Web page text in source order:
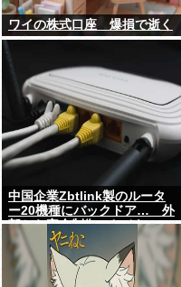
ワイの株式口座 爆損で逝く
中国企業Zbtlink製のルータ
ー20機種にバックドア… 外
部から完全制御のおそれ